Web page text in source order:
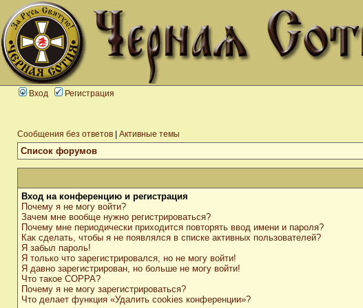
Вход Регистрация
Сообщения без ответов Активные темы
Список форумов
Вход на конференцию и регистрация
Почему я не могу войти?
Зачем мне вообще нужно регистрироваться?
Почему мне периодически приходится повторять ввод имени и пароля?
Как сделать, чтобы я не появлялся в списке активных пользователей?
Я забыл пароль!
Я только что зарегистрировался, но не могу войти!
Я давно зарегистрирован, но больше не могу войти!
Что такое COPPA?
Почему я не могу зарегистрироваться?
Что делает функция «Удалить cookies конференции»?